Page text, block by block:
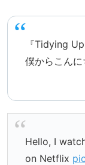
『Tidying
僕からこんに
Hello, I
on Netflix